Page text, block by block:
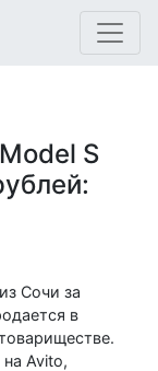
S
Сочи за
в
Avito,